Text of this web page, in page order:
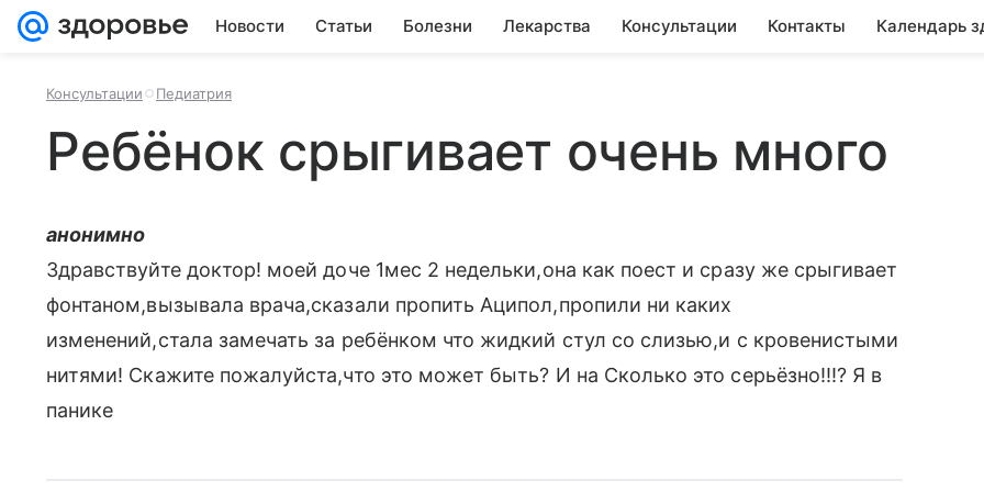
Новости Статьи Болезни Лекарства Консультации Контакты Календарь
Консультации Педиатрия
Ребёнок срыгивает очень много
анонимно
Здравствуйте доктор! моей доче 1мес 2 недельки,она как поест и сразу же срыгивает
фонтаном,вызывала врача,сказали пропить Аципол,пропили ни каких
изменений,стала замечать за ребёнком что жидкий стул со слизью,и с кровенистыми
нитями! Скажите пожалуйста,что это может быть? И на Сколько это серьёзно!!!? Я в
панике